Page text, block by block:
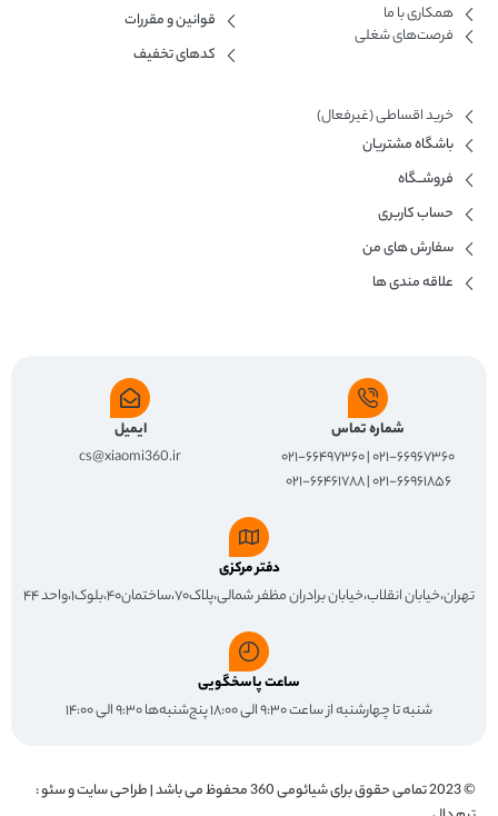
همکاری با ما​
فرصت‌های شغلی
قوانین و مقررات
کدهای تخفیف
خرید اقساطی (غیرفعال)
باشگاه مشتریان
فروشــگاه
حساب کاربری
سفارش های من
علاقه مندی ها
شماره تماس
۰۲۱-۶۶۹۶۷۳۶۰ | ۰۲۱-۶۶۴۹۷۳۶۰
۰۲۱-۶۶۹۶۱۸۵۶ | ۰۲۱-۶۶۴۶۱۷۸۸
ایمیل
cs@xiaomi360.ir
دفتر مرکزی
تهران،خیابان انقلاب،خیابان برادران مظفر شمالی،پلاک۷۰،ساختمان۴۰،بلوک۱،واحد ۴۴
ساعت پاسخگویی
شنبه تا چهارشنبه از ساعت ۹:۳۰ الی ۱۸:۰۰ پنج‌شنبه‌ها ۹:۳۰ الی ۱۴:۰۰
© 2023 تمامی حقوق برای شیائومی 360
محفوظ می باشد | طراحی سایت و سئو :